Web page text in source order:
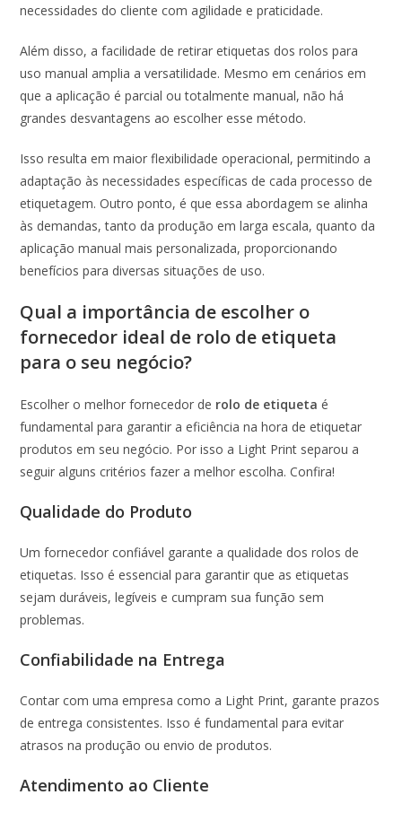
necessidades do cliente com agilidade e praticidade.
Além disso, a facilidade de retirar etiquetas dos rolos para
uso manual amplia a versatilidade. Mesmo em cenários em
que a aplicação é parcial ou totalmente manual, não há
grandes desvantagens ao escolher esse método.
Isso resulta em maior flexibilidade operacional, permitindo a
adaptação às necessidades específicas de cada processo de
etiquetagem. Outro ponto, é que essa abordagem se alinha
às demandas, tanto da produção em larga escala, quanto da
aplicação manual mais personalizada, proporcionando
benefícios para diversas situações de uso.
Qual a importância de escolher o
fornecedor ideal de rolo de etiqueta
para o seu negócio?
Escolher o melhor fornecedor de rolo de etiqueta é
fundamental para garantir a eficiência na hora de etiquetar
produtos em seu negócio. Por isso a Light Print separou a
seguir alguns critérios fazer a melhor escolha. Confira!
Qualidade do Produto
Um fornecedor confiável garante a qualidade dos rolos de
etiquetas. Isso é essencial para garantir que as etiquetas
sejam duráveis, legíveis e cumpram sua função sem
problemas.
Confiabilidade na Entrega
Contar com uma empresa como a Light Print, garante prazos
de entrega consistentes. Isso é fundamental para evitar
atrasos na produção ou envio de produtos.
Atendimento ao Cliente